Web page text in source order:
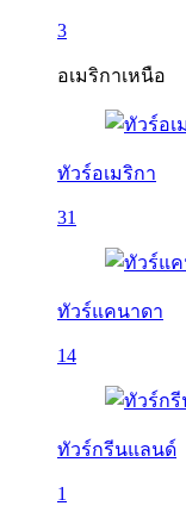
3
อเมริกาเหนือ
ทัวร์อเมริกา
31
ทัวร์แคนาดา
14
ทัวร์กรีนแลนด์
1